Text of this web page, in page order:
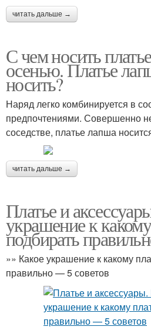
читать дальше →
С чем носить
осенью. Платье
носить?
Наряд легко комбинируется в
предпочтениями. Совершенно
соседстве, платье лапша
читать дальше →
Платье и
украшение к
подбирать
»» Какое украшение к какому
правильно — 5 советов